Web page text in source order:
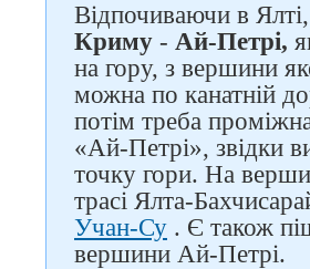
Відпочиваючи в
Криму - Ай-Петрі,
на гору, з вершини
можна по канатній
потім треба
«Ай-Петрі», звідки
точку гори. На
трасі Ялта-
Учан-Су . Є також
вершини Ай-Петрі.